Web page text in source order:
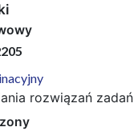
rozwiązań zadań